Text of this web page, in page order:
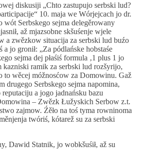
diskusiji „Chto zastupujo serbski lud?
10. maja we Wórjejcach jo dr.
wót Serbskego sejma delegěrowany
až mjazsobne skšuśenje wjele
a zwězkow situacija za serbski lud buźo
a jo gronił: „Za pódlańske hobstaśe
sejma dej płaśiś formula ‚1 plus 1 jo
kazniski ramik za serbski lud rozšyrijo,
to wěcej móžnosćow za Domowinu. Gaž
drugego Serbskego sejma napomina,
a jogo jadnańsku bazu
– Zwězk Łužyskich Serbow z.t.
zajmow. Źěło na toś tyma rowninoma
twóriś, kótarež su za serbski
Dawid Statnik, jo wobkšuśił, až su